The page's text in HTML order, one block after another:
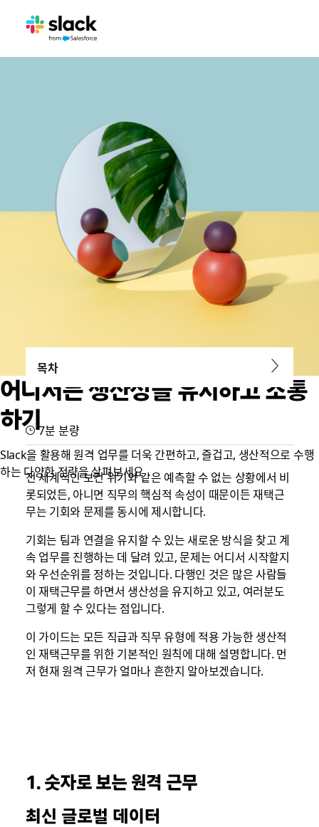
어디서든 생산성을 유지하고 소통
하기
Slack을 활용해 원격 업무를 더욱 간편하고, 즐겁고, 생산적으로 수행
하는 다양한 전략을 살펴보세요
목차
7분 분량
전 세계적인 보건 위기와 같은 예측할 수 없는 상황에서 비
롯되었든, 아니면 직무의 핵심적 속성이 때문이든 재택근
무는 기회와 문제를 동시에 제시합니다.
기회는 팀과 연결을 유지할 수 있는 새로운 방식을 찾고 계
속 업무를 진행하는 데 달려 있고, 문제는 어디서 시작할지
와 우선순위를 정하는 것입니다. 다행인 것은 많은 사람들
이 재택근무를 하면서 생산성을 유지하고 있고, 여러분도
그렇게 할 수 있다는 점입니다.
이 가이드는 모든 직급과 직무 유형에 적용 가능한 생산적
인 재택근무를 위한 기본적인 원칙에 대해 설명합니다. 먼
저 현재 원격 근무가 얼마나 흔한지 알아보겠습니다.
1. 숫자로 보는 원격 근무
최신 글로벌 데이터